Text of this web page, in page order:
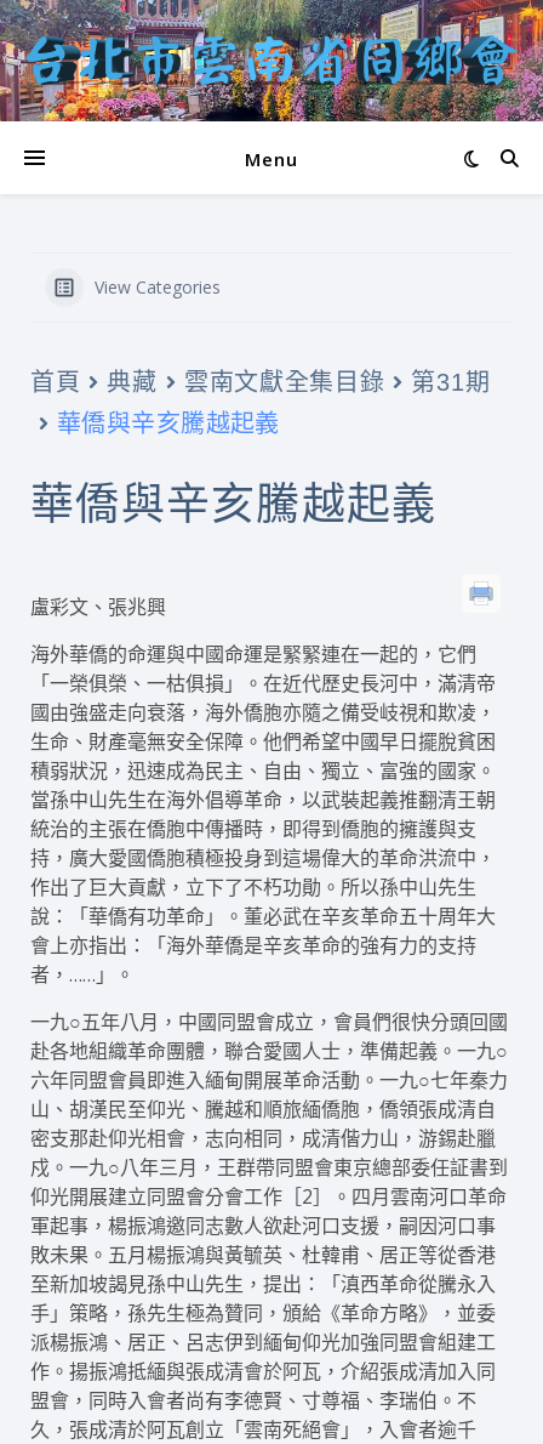
Menu
View Categories
首頁 典藏 雲南文獻全集目錄 第31期
華僑與辛亥騰越起義
華僑與辛亥騰越起義
盧彩文、張兆興
海外華僑的命運與中國命運是緊緊連在一起的，它們
「一榮俱榮、一枯俱損」。在近代歷史長河中，滿清帝
國由強盛走向衰落，海外僑胞亦隨之備受岐視和欺凌，
生命、財產毫無安全保障。他們希望中國早日擺脫貧困
積弱狀況，迅速成為民主、自由、獨立、富強的國家。
當孫中山先生在海外倡導革命，以武裝起義推翻清王朝
統治的主張在僑胞中傳播時，即得到僑胞的擁護與支
持，廣大愛國僑胞積極投身到這場偉大的革命洪流中，
作出了巨大貢獻，立下了不朽功勛。所以孫中山先生
說：「華僑有功革命」。董必武在辛亥革命五十周年大
會上亦指出：「海外華僑是辛亥革命的強有力的支持
者，……」。
一九○五年八月，中國同盟會成立，會員們很快分頭回國
赴各地組織革命團體，聯合愛國人士，準備起義。一九○
六年同盟會員即進入緬甸開展革命活動。一九○七年秦力
山、胡漢民至仰光、騰越和順旅緬僑胞，僑領張成清自
密支那赴仰光相會，志向相同，成清偕力山，游錫赴臘
戍。一九○八年三月，王群帶同盟會東京總部委任証書到
仰光開展建立同盟會分會工作［2］。四月雲南河口革命
軍起事，楊振鴻邀同志數人欲赴河口支援，嗣因河口事
敗未果。五月楊振鴻與黃毓英、杜韓甫、居正等從香港
至新加坡謁見孫中山先生，提出：「滇西革命從騰永入
手」策略，孫先生極為贊同，頒給《革命方略》，並委
派楊振鴻、居正、呂志伊到緬甸仰光加強同盟會組建工
作。揚振鴻抵緬與張成清會於阿瓦，介紹張成清加入同
盟會，同時入會者尚有李德賢、寸尊福、李瑞伯。不
久，張成清於阿瓦創立「雲南死絕會」，入會者逾千